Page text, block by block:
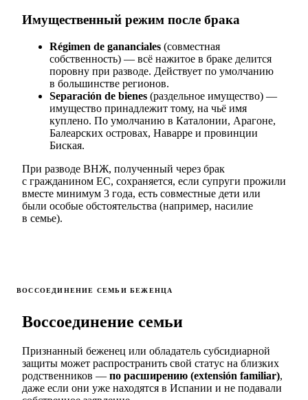
Имущественный режим после брака
Régimen de gananciales (совместная
собственность) — всё нажитое в браке делится
поровну при разводе. Действует по умолчанию
в большинстве регионов.
Separación de bienes (раздельное имущество) —
имущество принадлежит тому, на чьё имя
куплено. По умолчанию в Каталонии, Арагоне,
Балеарских островах, Наварре и провинции
Биская.
При разводе ВНЖ, полученный через брак
с гражданином ЕС, сохраняется, если супруги прожили
вместе минимум 3 года, есть совместные дети или
были особые обстоятельства (например, насилие
в семье).
ВОССОЕДИНЕНИЕ СЕМЬИ БЕЖЕНЦА
Воссоединение семьи
Признанный беженец или обладатель субсидиарной
защиты может распространить свой статус на близких
родственников — по расширению (extensión familiar),
даже если они уже находятся в Испании и не подавали